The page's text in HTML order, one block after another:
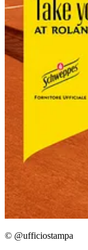
© @ufficiostampa